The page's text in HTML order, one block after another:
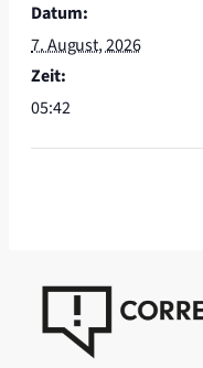
Datum:
7. August, 2026
Zeit:
05:42